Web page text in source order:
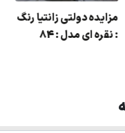
مگان اتوماتیک مدل : 91